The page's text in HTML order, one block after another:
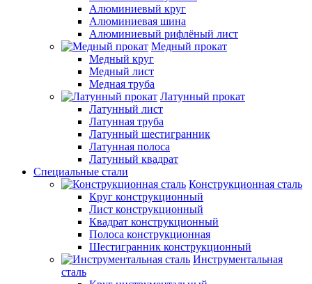
Алюминиевый круг
Алюминиевая шина
Алюминиевый рифлёный лист
Медный прокат
Медный круг
Медный лист
Медная труба
Латунный прокат
Латунный лист
Латунная труба
Латунный шестигранник
Латунная полоса
Латунный квадрат
Специальные стали
Конструкционная сталь
Круг конструкционный
Лист конструкционный
Квадрат конструкционный
Полоса конструкционная
Шестигранник конструкционный
Инструментальная
сталь